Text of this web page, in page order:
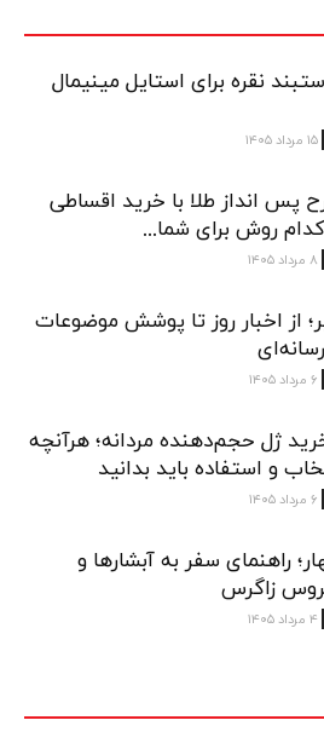
نقره برای استایل مینیمال
۱۵ مرداد ۱۴۰۵
پس انداز طلا با خرید اقساطی
روش برای شما...
۸ مرداد ۱۴۰۵
از اخبار روز تا پوشش موضوعات
۶ مرداد ۱۴۰۵
ژل حجم‌دهنده مردانه؛ هرآنچه
و استفاده باید بدانید
۶ مرداد ۱۴۰۵
راهنمای سفر به آبشارها و
زاگرس
۴ مرداد ۱۴۰۵